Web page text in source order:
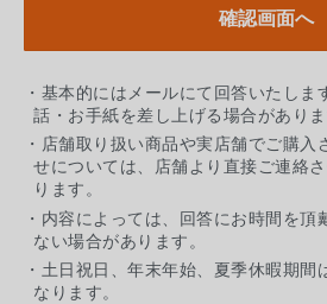
・基本的にはメールにて回答いたし
話・お手紙を差し上げる場合がありま
・店舗取り扱い商品や実店舗でご購入
せについては、店舗より直接ご連絡
ります。
・内容によっては、回答にお時間を頂
ない場合があります。
・土日祝日、年末年始、夏季休暇期間
なります。